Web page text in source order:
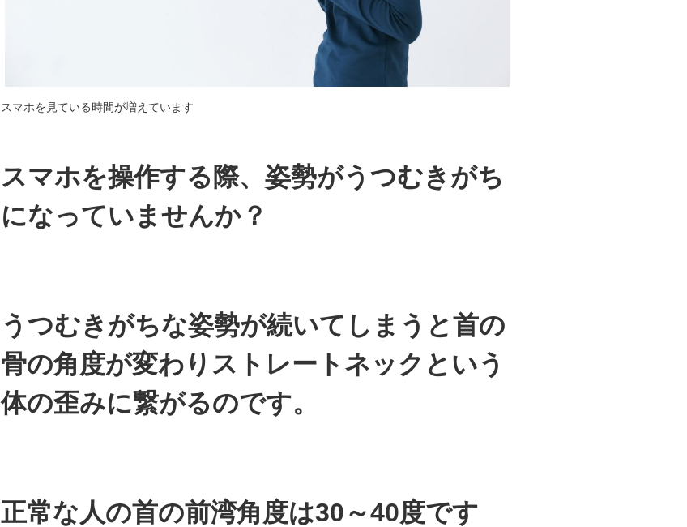
スマホを見ている時間が増えています
スマホを操作する際、姿勢がうつむきがち
になっていませんか？
うつむきがちな姿勢が続いてしまうと首の
骨の角度が変わりストレートネックという
体の歪みに繋がるのです。
正常な人の首の前湾角度は30～40度です